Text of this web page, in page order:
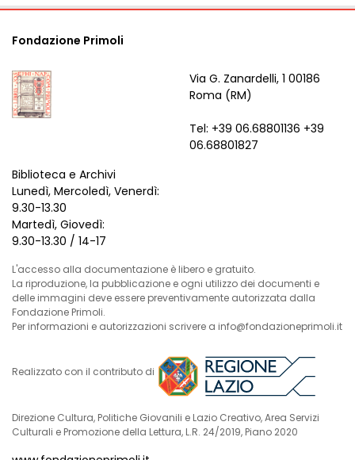
Fondazione Primoli
Via G. Zanardelli, 1 00186
Roma (RM)
Tel: +39 06.68801136 +39
06.68801827
Biblioteca e Archivi
Lunedì, Mercoledì, Venerdì:
9.30-13.30
Martedì, Giovedì:
9.30-13.30 / 14-17
L'accesso alla documentazione è libero e gratuito.
La riproduzione, la pubblicazione e ogni utilizzo dei documenti e
delle immagini deve essere preventivamente autorizzata dalla
Fondazione Primoli.
Per informazioni e autorizzazioni scrivere a info@fondazioneprimoli.it
Realizzato con il contributo di
Direzione Cultura, Politiche Giovanili e Lazio Creativo, Area Servizi
Culturali e Promozione della Lettura, L.R. 24/2019, Piano 2020